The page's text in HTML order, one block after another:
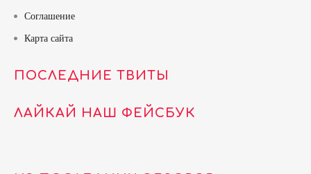
Соглашение
Карта сайта
ПОСЛЕДНИЕ ТВИТЫ
ЛАЙКАЙ НАШ ФЕЙСБУК